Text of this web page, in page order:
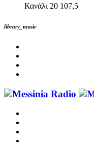
Κανάλι 20 107,5
library_music